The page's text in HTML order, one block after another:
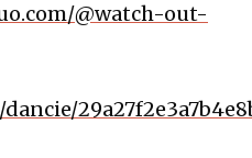
@watch-out-